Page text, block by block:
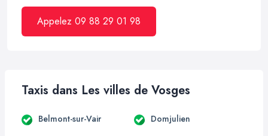
Appelez 09 88 29 01 98
Taxis dans Les villes de Vosges
Belmont-sur-Vair Domjulien